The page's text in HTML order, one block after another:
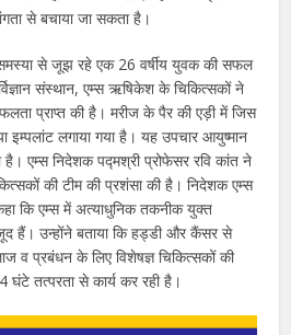
से बचाया जा सकता है।
से जूझ रहे एक 26 वर्षीय युवक की सफल
संस्थान, एम्स ऋषिकेश के चिकित्सकों ने
प्राप्त की है। मरीज के पैर की एड़ी में जिस
इम्पलांट लगाया गया है। यह उपचार आयुष्मान
है। एम्स निदेशक पद्मश्री प्रोफेसर रवि कांत ने
की टीम की प्रशंसा की है। निदेशक एम्स
कि एम्स में अत्याधुनिक तकनीक युक्त
हैं। उन्होंने बताया कि हड्डी और कैंसर से
व प्रबंधन के लिए विशेषज्ञ चिकित्सकों की
घंटे तत्परता से कार्य कर रही है।